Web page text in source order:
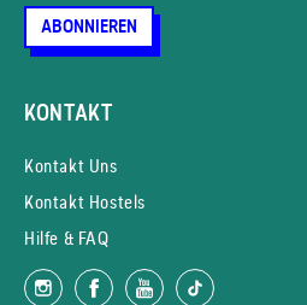
ABONNIEREN
KONTAKT
Kontakt Uns
Kontakt Hostels
Hilfe & FAQ